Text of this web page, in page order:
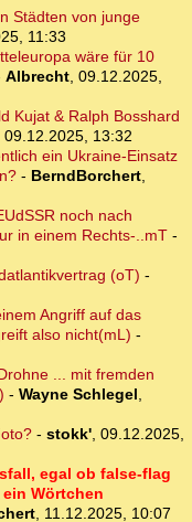
Städten von junge
11:33
wäre für 10
Albrecht, 09.12.2025,
Kujat & Ralph Bosshard
09.12.2025, 13:32
ein Ukraine-Einsatz
- BerndBorchert,
noch nach
in einem Rechts-..mT -
(oT) -
Angriff auf das
also nicht(mL) -
... mit fremden
- Wayne Schlegel,
- stokk', 09.12.2025,
egal ob false-flag
Wörtchen
, 11.12.2025, 10:07